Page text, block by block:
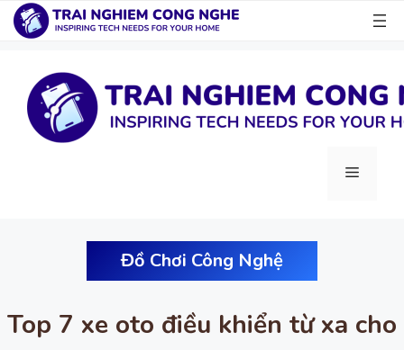
dung
Menu
Đồ Chơi Công Nghệ
Top 7 xe oto điều khiển từ xa cho